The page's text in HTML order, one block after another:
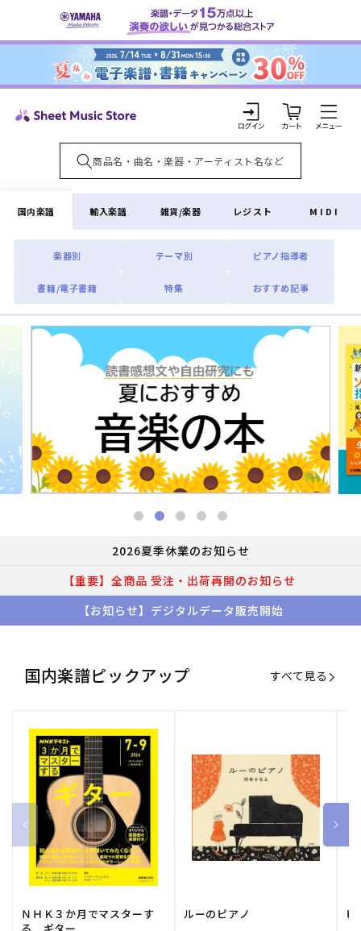
ンツに
ロ
グ
イ
ン
カ
ー
ト
国内楽譜
楽器別 テーマ別 ピアノ指導者
書籍/電子書籍 特集 おすすめ記事
輸入楽譜 雑貨/楽器 レジスト MIDI
2026夏季休業のお知らせ
【重要】全商品 受注・出荷再開のお知らせ
【お知らせ】デジタルデータ販売開始
国内楽譜ピックアップ すべて見る
ＮＨＫ３か月でマスターす
ルーのピアノ ピ